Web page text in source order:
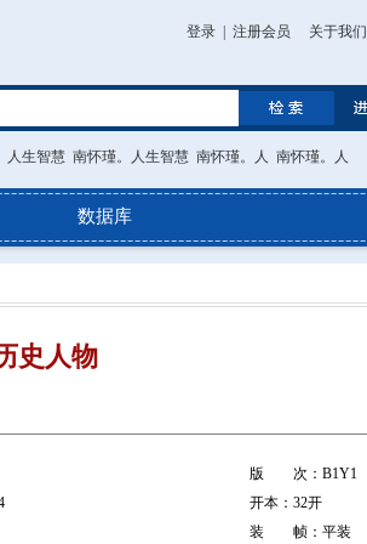
登录 注册会员 关于我们
人生智慧 南怀瑾。人生智慧 南怀瑾。人 南怀瑾。人
数据库
史人物
版 次：B1Y1
开本：32开
装 帧：平装